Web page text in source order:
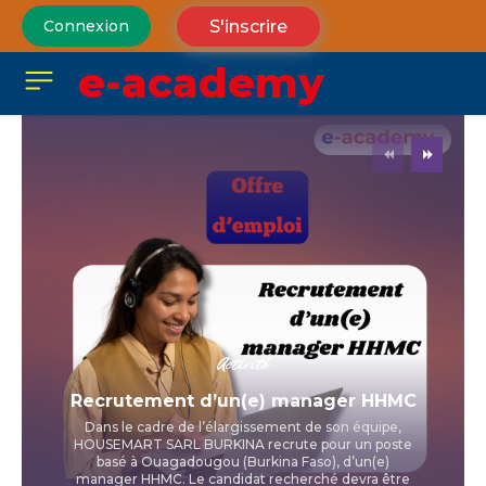
Connexion S'inscrire
e-academy
Activité
Recrutement d’un(e) manager HHMC
Dans le cadre de l’élargissement de son équipe,
HOUSEMART SARL BURKINA recrute pour un poste
basé à Ouagadougou (Burkina Faso), d’un(e)
manager HHMC. Le candidat recherché devra être